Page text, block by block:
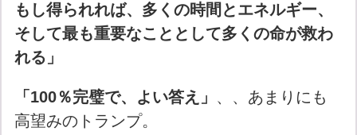
もし得られれば、多くの時間とエネルギー、
そして最も重要なこととして多くの命が救わ
れる」
「100％完璧で、よい答え」 、、あまりにも
高望みのトランプ。